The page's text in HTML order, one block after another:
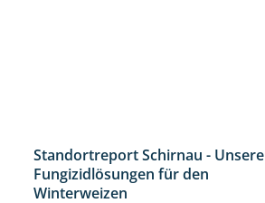
Standortreport Schirnau - Unsere
Fungizidlösungen für den
Winterweizen